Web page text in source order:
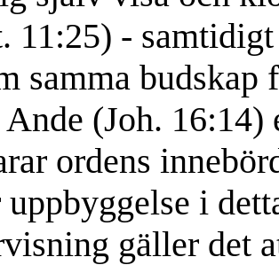
11:25) -
samma budskap
Ande (Joh.
ordens
uppbyggelse i
gäller det